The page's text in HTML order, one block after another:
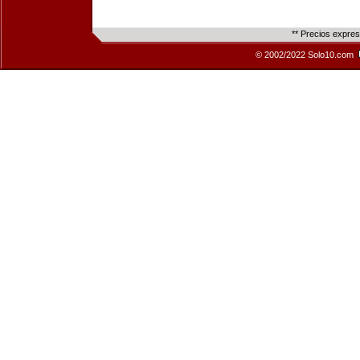
** Precios
© 2002/2022 Solo10.com